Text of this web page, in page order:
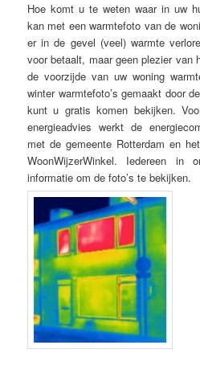
Hoe komt u te weten waar in uw
kan met een warmtefoto van de
er in de gevel (veel) warmte
voor betaalt, maar geen plezier van
de voorzijde van uw woning
winter warmtefoto’s gemaakt door
kunt u gratis komen bekijken.
energieadvies werkt de
met de gemeente Rotterdam en
WoonWijzerWinkel. Iedereen
informatie om de foto’s te bekijken.